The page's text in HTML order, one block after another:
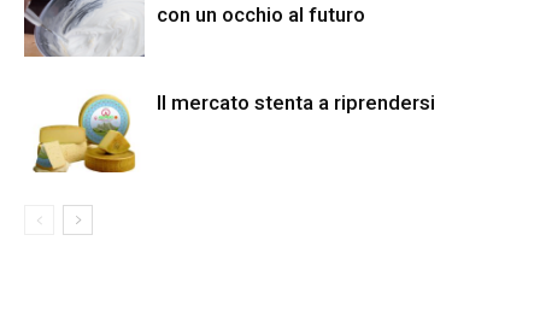
con un occhio al futuro
Il mercato stenta a riprendersi